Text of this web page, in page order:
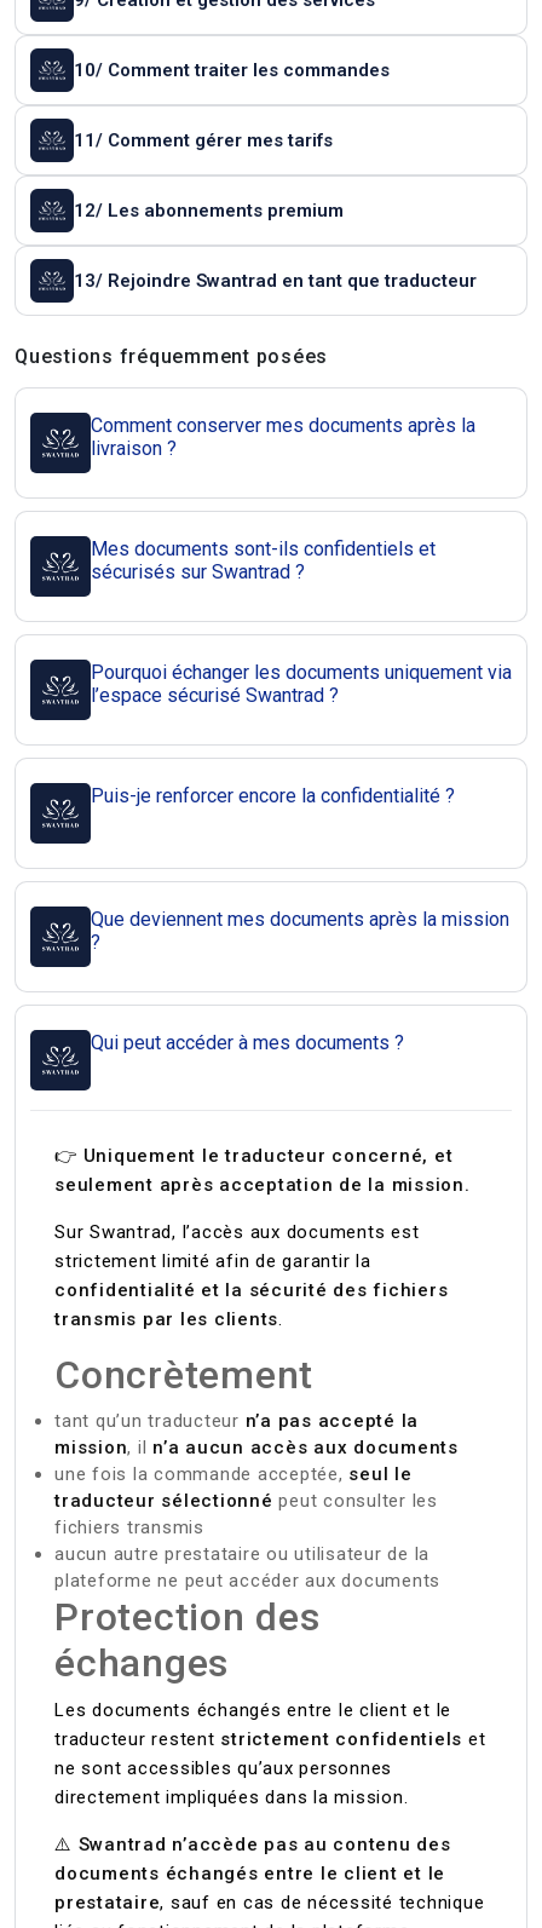
10/ Comment traiter les commandes
11/ Comment gérer mes tarifs
12/ Les abonnements premium
13/ Rejoindre Swantrad en tant que traducteur
Questions et réponses
Questions fréquemment posées
Comment conserver mes documents après la
livraison ?
Mes documents sont-ils confidentiels et
sécurisés sur Swantrad ?
Pourquoi échanger les documents uniquement via
l’espace sécurisé Swantrad ?
Puis-je renforcer encore la confidentialité ?
Que deviennent mes documents après la mission
?
Qui peut accéder à mes documents ?
👉 Uniquement le traducteur concerné, et
seulement après acceptation de la mission.
Sur Swantrad, l’accès aux documents est
strictement limité afin de garantir la
confidentialité et la sécurité des fichiers
transmis par les clients.
Concrètement
tant qu’un traducteur n’a pas accepté la
mission, il n’a aucun accès aux documents
une fois la commande acceptée, seul le
traducteur sélectionné peut consulter les
fichiers transmis
aucun autre prestataire ou utilisateur de la
plateforme ne peut accéder aux documents
Protection des
échanges
Les documents échangés entre le client et le
traducteur restent strictement confidentiels et
ne sont accessibles qu’aux personnes
directement impliquées dans la mission.
⚠️ Swantrad n’accède pas au contenu des
documents échangés entre le client et le
prestataire, sauf en cas de nécessité technique